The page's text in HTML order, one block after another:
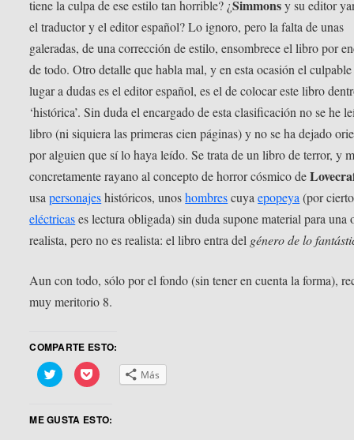
tiene la culpa de ese estilo tan horrible? ¿Simmonsy su editor
el traductor y el editor español? Lo ignoro, pero la falta de unas
galeradas, de una corrección de estilo, ensombrece el libro por
de todo. Otro detalle que habla mal, y en esta ocasión el
lugar a dudas es el editor español, es el de colocar este libro
‘histórica’. Sin duda el encargado de esta clasificación no se he
libro (ni siquiera las primeras cien páginas) y no se ha dejado
por alguien que sí lo haya leído. Se trata de un libro de terror, y
concretamente rayano al concepto de horror cósmico de
usapersonajeshistóricos, unoshombrescuyaepopeya(por
eléctricases lectura obligada) sin duda supone material para una
realista, pero no es realista: el libro entra del género de lo
Aun con todo, sólo por el fondo (sin tener en cuenta la forma),
muy meritorio 8.
COMPARTE ESTO:
Haz
clic
Twitter
Haz
clic
Pocket
Más
ME GUSTA ESTO: